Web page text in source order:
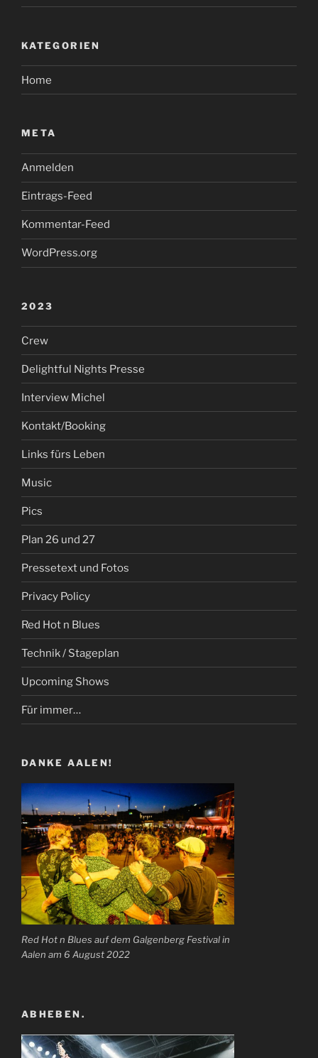
KATEGORIEN
Home
META
Anmelden
Eintrags-Feed
Kommentar-Feed
WordPress.org
2023
Crew
Delightful Nights Presse
Interview Michel
Kontakt/Booking
Links fürs Leben
Music
Pics
Plan 26 und 27
Pressetext und Fotos
Privacy Policy
Red Hot n Blues
Technik / Stageplan
Upcoming Shows
Für immer…
DANKE AALEN!
Red Hot n Blues auf dem Galgenberg Festival in
Aalen am 6 August 2022
ABHEBEN.